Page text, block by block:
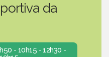
da
- 10h15 - 12h30 -